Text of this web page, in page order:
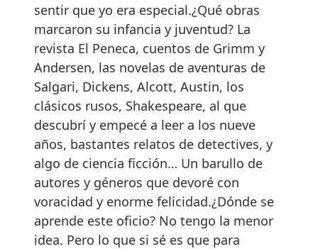
sentir que yo era especial.¿Qué obras
marcaron su infancia y juventud? La
revista El Peneca, cuentos de Grimm y
Andersen, las novelas de aventuras de
Salgari, Dickens, Alcott, Austin, los
clásicos rusos, Shakespeare, al que
descubrí y empecé a leer a los nueve
años, bastantes relatos de detectives, y
algo de ciencia ficción… Un barullo de
autores y géneros que devoré con
voracidad y enorme felicidad.¿Dónde se
aprende este oficio? No tengo la menor
idea. Pero lo que si sé es que para